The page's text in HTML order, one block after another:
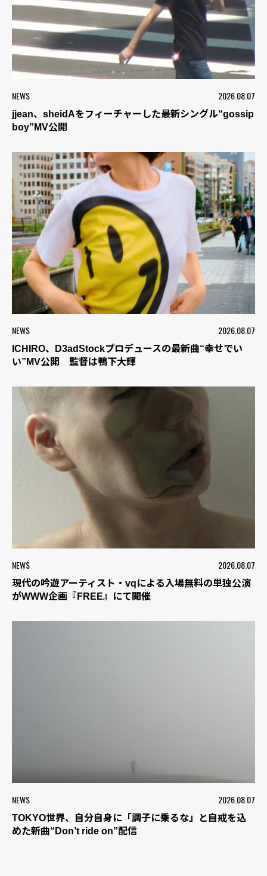
NEWS 2026.08.07
jjean、sheidAをフィーチャーした最新シングル“gossip
boy”MV公開
NEWS 2026.08.07
ICHIRO、D3adStockプロデュースの最新曲“幸せでい
い”MV公開 監督は鴨下大輝
NEWS 2026.08.07
現代の吟遊アーティスト・vqによる入場無料の単独公演
がWWW企画『FREE』にて開催
NEWS 2026.08.07
TOKYO世界、自分自身に「調子に乗るな」と自戒を込
めた新曲“Don’t ride on”配信